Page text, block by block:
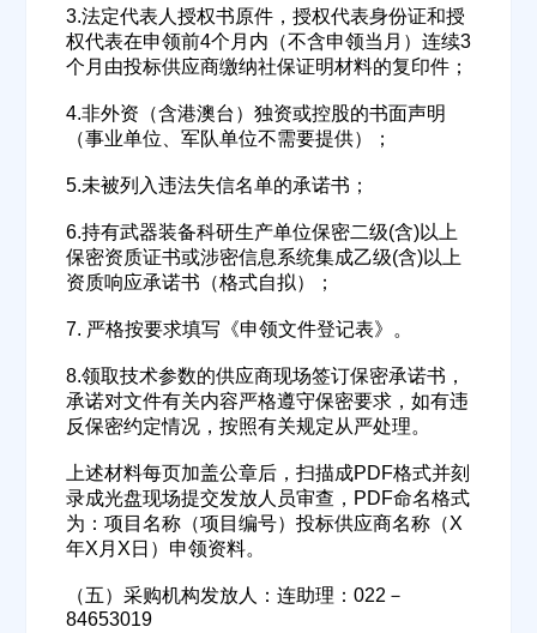
3.法定代表人授权书原件，授权代表身份证和授
权代表在申领前4个月内（不含申领当月）连续3
个月由投标供应商缴纳社保证明材料的复印件；
4.非外资（含港澳台）独资或控股的书面声明
（事业单位、军队单位不需要提供）；
5.未被列入违法失信名单的承诺书；
6.持有武器装备科研生产单位保密二级(含)以上
保密资质证书或涉密信息系统集成乙级(含)以上
资质响应承诺书（格式自拟）；
7. 严格按要求填写《申领文件登记表》。
8.领取技术参数的供应商现场签订保密承诺书，
承诺对文件有关内容严格遵守保密要求，如有违
反保密约定情况，按照有关规定从严处理。
上述材料每页加盖公章后，扫描成PDF格式并刻
录成光盘现场提交发放人员审查，PDF命名格式
为：项目名称（项目编号）投标供应商名称（X
年X月X日）申领资料。
（五）采购机构发放人：连助理：022－
84653019